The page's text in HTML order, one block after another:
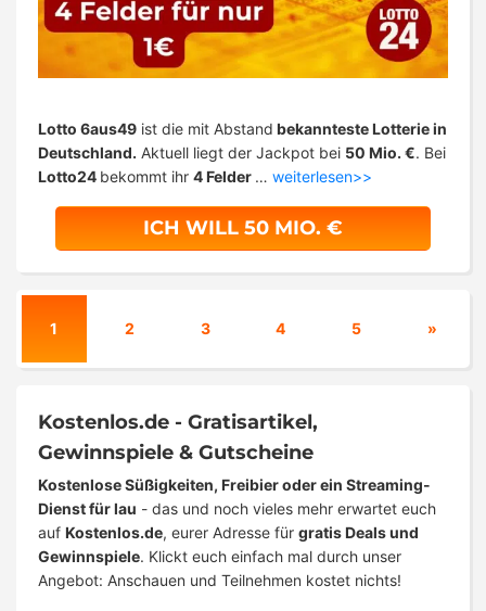
Lotto 6aus49 ist die mit Abstand bekannteste Lotterie in
Deutschland. Aktuell liegt der Jackpot bei 50 Mio. €. Bei
Lotto24 bekommt ihr 4 Felder … weiterlesen>>
ICH WILL 50 MIO. €
1 2 3 4 5 »
Kostenlos.de - Gratisartikel,
Gewinnspiele & Gutscheine
Kostenlose Süßigkeiten, Freibier oder ein Streaming-
Dienst für lau - das und noch vieles mehr erwartet euch
auf Kostenlos.de, eurer Adresse für gratis Deals und
Gewinnspiele. Klickt euch einfach mal durch unser
Angebot: Anschauen und Teilnehmen kostet nichts!